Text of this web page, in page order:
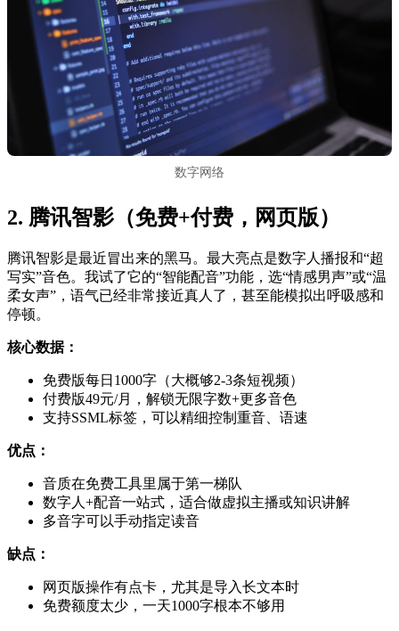
数字网络
2. 腾讯智影（免费+付费，网页版）
腾讯智影是最近冒出来的黑马。最大亮点是数字人播报和“超
写实”音色。我试了它的“智能配音”功能，选“情感男声”或“温
柔女声”，语气已经非常接近真人了，甚至能模拟出呼吸感和
停顿。
核心数据：
免费版每日1000字（大概够2-3条短视频）
付费版49元/月，解锁无限字数+更多音色
支持SSML标签，可以精细控制重音、语速
优点：
音质在免费工具里属于第一梯队
数字人+配音一站式，适合做虚拟主播或知识讲解
多音字可以手动指定读音
缺点：
网页版操作有点卡，尤其是导入长文本时
免费额度太少，一天1000字根本不够用